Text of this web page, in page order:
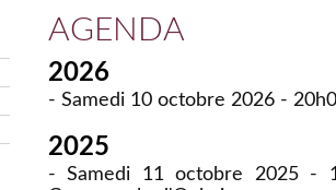
AGENDA
2026
- Samedi 10 octobre 2026 -
2025
- Samedi 11 octobre 2025 -